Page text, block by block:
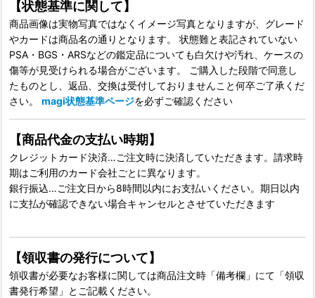
【状態基準に関して】
商品画像は実物写真ではなくイメージ写真となりますが、グレード
やカードは商品名の通りとなります。 状態難と表記されていない
PSA・BGS・ARSなどの鑑定品についても白欠けや汚れ、ケースの
傷等が見受けられる場合がございます。 ご購入した段階で同意し
たものとし、返品、交換は受付しておりませんこと何卒ご了承くだ
さい。 magi状態基準ページを必ずご確認ください
【商品代金の支払い時期】
クレジットカード決済…ご注文時に決済していただきます。請求時
期はご利用のカード会社ごとに異なります。
銀行振込…ご注文日から8時間以内にお支払いください。期日以内
に支払が確認できない場合キャンセルとさせていただきます
【領収書の発行について】
領収書が必要なお客様に関しては商品注文時「備考欄」にて「領収
書発行希望」とご記載ください。